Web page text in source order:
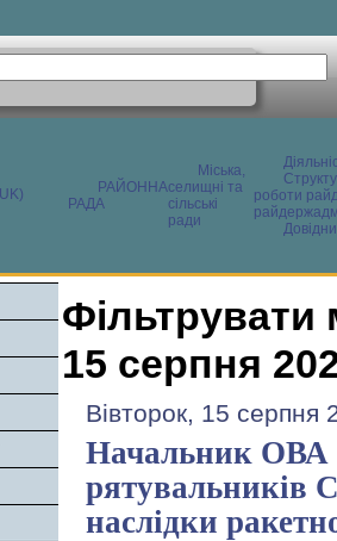
РАЙОННА
РАДА
Міська,
селищні та
сільські
ради
роботи
Фільтрувати
15 серпня
Вівторок, 15 серпня
Начальник ОВА
рятувальників
наслідки